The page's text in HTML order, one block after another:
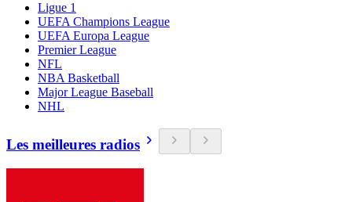
Ligue 1
UEFA Champions League
UEFA Europa League
Premier League
NFL
NBA Basketball
Major League Baseball
NHL
Les meilleures radios